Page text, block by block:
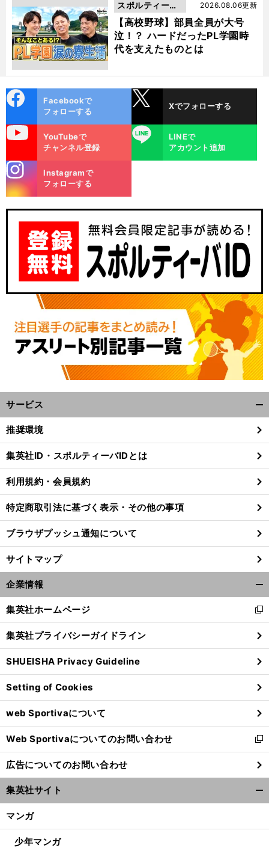
【高校野球】部員全員が大号
泣！？ ハードだったPL学園時
代を支えたものとは
2026.08.06更新
スポルティーバ
動画
ok
Facebookで
フォローする
Xでフォローする
YouTubeで
チャンネル登録
LINE
LINEで
アカウント追加
m
Instagramで
フォローする
サービス
閉
る
推奨環境
集英社ID・スポルティーバIDとは
利用規約・会員規約
特定商取引法に基づく表示・その他の事項
ブラウザプッシュ通知について
サイトマップ
企業情報
閉
る
集英社ホームページ
新
し
い
ウ
ィ
ン
ド
ウ
で
開
く
集英社プライバシーガイドライン
SHUEISHA Privacy Guideline
Setting of Cookies
web Sportivaについて
Web Sportivaについてのお問い合わせ
新
し
い
ウ
ィ
ン
ウ
広告についてのお問い合わせ
集英社サイト
マンガ
少年マンガ